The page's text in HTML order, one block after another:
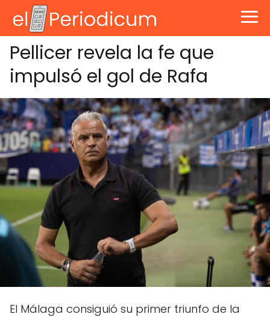
Pellicer revela la fe que
impulsó el gol de Rafa
El Málaga consiguió su primer triunfo de la